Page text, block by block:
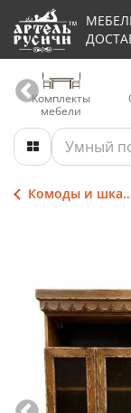
Комплекты
мебели
Комоды и шкафы